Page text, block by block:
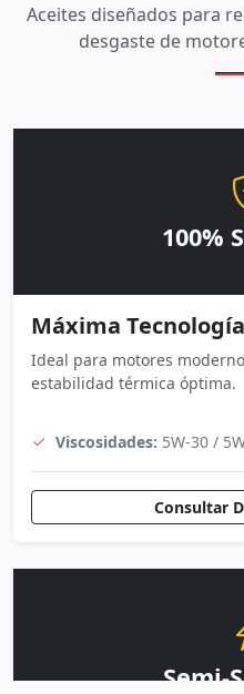
Aceites diseñados para
desgaste de
100%
Máxima Tecnología
Ideal para motores
estabilidad térmica óptima.
Viscosidades: 5W-30 /
Consultar
Semi-